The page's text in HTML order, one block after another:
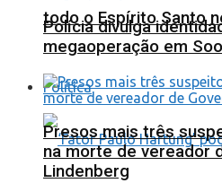
todo o Espírito Santo
Política
Polícia divulga
megaoperação em
Presos mais três
na morte de vereador
Lindenberg